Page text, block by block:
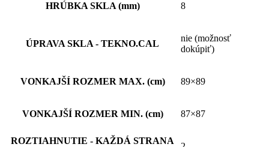
HRÚBKA SKLA (mm) 8
ÚPRAVA SKLA - TEKNO.CAL
nie (možnosť
dokúpiť)
VONKAJŠÍ ROZMER MAX. (cm) 89×89
VONKAJŠÍ ROZMER MIN. (cm) 87×87
ROZTIAHNUTIE - KAŽDÁ STRANA